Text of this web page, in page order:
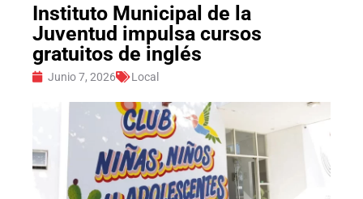
Instituto Municipal de la
Juventud impulsa cursos
gratuitos de inglés
Junio 7, 2026 Local